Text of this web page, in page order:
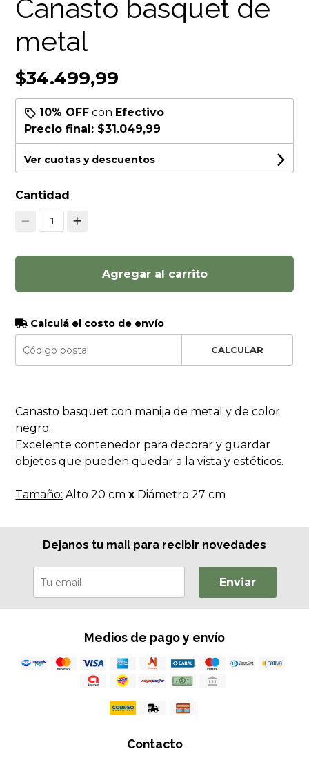
Canasto basquet de
metal
$34.499,99
10% OFF con Efectivo
Precio final: $31.049,99
Ver cuotas y descuentos
Cantidad
1
Agregar al carrito
Calculá el costo de envío
CALCULAR
Canasto basquet con manija de metal y de color
negro.
Excelente contenedor para decorar y guardar
objetos que pueden quedar a la vista y estéticos.
Tamaño: Alto 20 cmx Diámetro 27 cm
Dejanos tu mail para recibir novedades
Enviar
Medios de pago y envío
Contacto